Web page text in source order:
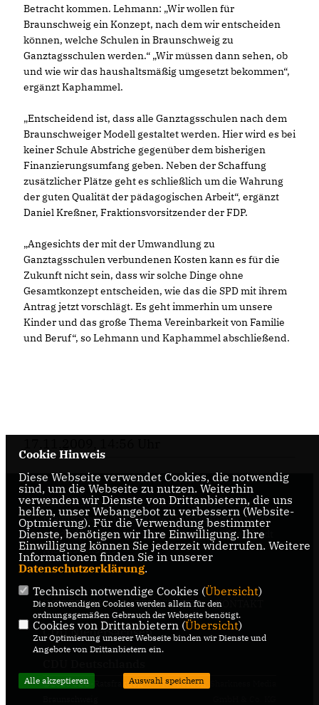
Betracht kommen. Lehmann: „Wir wollen für
Braunschweig ein Konzept, nach dem wir entscheiden
können, welche Schulen in Braunschweig zu
Ganztagsschulen werden.“ „Wir müssen dann sehen, ob
und wie wir das haushaltsmäßig umgesetzt bekommen“,
ergänzt Kaphammel.
Entscheidend ist, dass alle Ganztagsschulen nach dem
Braunschweiger Modell gestaltet werden. Hier wird es bei
keiner Schule Abstriche gegenüber dem bisherigen
Finanzierungsumfang geben. Neben der Schaffung
zusätzlicher Plätze geht es schließlich um die Wahrung
der guten Qualität der pädagogischen Arbeit“, ergänzt
Daniel Kreßner, Fraktionsvorsitzender der FDP.
Angesichts der mit der Umwandlung zu
Ganztagsschulen verbundenen Kosten kann es für die
Zukunft nicht sein, dass wir solche Dinge ohne
Gesamtkonzept entscheiden, wie das die SPD mit ihrem
Antrag jetzt vorschlägt. Es geht immerhin um unsere
Kinder und das große Thema Vereinbarkeit von Familie
und Beruf“, so Lehmann und Kaphammel abschließend.
Internetseite der CDU-Fraktion im Rat der Stadt
Braunschweig, mit aktuellen Informationen rund
um die Kommunalpolitik in der zweitgrößten Stadt
Niedersachsens.
IMPRESSUM DATENSCHUTZ KONTAKT
CDU Niedersachsen
@2026 CDU-Ratsfraktion
Realisation: Sharkness Media
Cookie Hinweis
Diese Webseite verwendet Cookies, die notwendig
sind, um die Webseite zu nutzen. Weiterhin
verwenden wir Dienste von Drittanbietern, die uns
helfen, unser Webangebot zu verbessern (Website-
Optmierung). Für die Verwendung bestimmter
Dienste, benötigen wir Ihre Einwilligung. Ihre
Einwilligung können Sie jederzeit widerrufen. Weitere
Informationen finden Sie in unserer
Datenschutzerklärung.
Technisch notwendige Cookies (Übersicht)
Die notwendigen Cookies werden allein für den
ordnungsgemäßen Gebrauch der Webseite benötigt.
Cookies von Drittanbietern (Übersicht)
Zur Optimierung unserer Webseite binden wir Dienste und
Angebote von Drittanbietern ein.
Alle akzeptieren Auswahl speichern